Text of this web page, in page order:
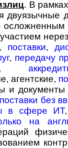
. В
дву­языч­ные
, поставки,
, передачу
агентские,
и
поставки без
в сфере ИТ
на